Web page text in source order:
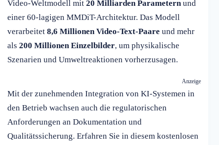
Video-Weltmodell mit 20 Milliarden Parameternund
einer 60-lagigen MMDiT-Architektur. Das Modell
verarbeitet 8,6 Millionen Video-Text-Paare und mehr
als 200 Millionen Einzelbilder, um physikalische
Szenarien und Umweltreaktionen vorherzusagen.
Anzeige
Mit der zunehmenden Integration von KI-Systemen in
den Betrieb wachsen auch die regulatorischen
Anforderungen an Dokumentation und
Qualitätssicherung. Erfahren Sie in diesem kostenlosen